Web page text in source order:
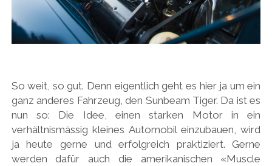
So weit, so gut. Denn eigentlich geht es hier ja um ein
ganz anderes Fahrzeug, den Sunbeam Tiger. Da ist es
nun so: Die Idee, einen starken Motor in ein
verhältnismässig kleines Automobil einzubauen, wird
ja heute gerne und erfolgreich praktiziert. Gerne
werden dafür auch die amerikanischen «Muscle